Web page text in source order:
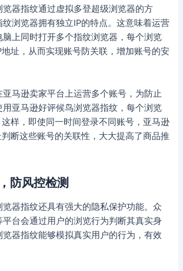
览器指纹通过虚拟多登超级浏览器的方
浏览器拥有独立IP的特点。这意味着运营
脑上同时打开多个指纹浏览器，每个浏览
址，从而实现账号防关联，增加账号的安
马逊卖家平台上运营多个账号，为防止
用亚马逊好评候鸟浏览器指纹，每个浏览
样，即使同一时间登录不同账号，亚马逊
断这些账号的关联性，大大提高了商品推
防风控检测
器指纹还具有强大的隐私保护功能。众
台会通过用户的浏览行为判断其真实身
器指纹能够模拟真实用户的行为，有效